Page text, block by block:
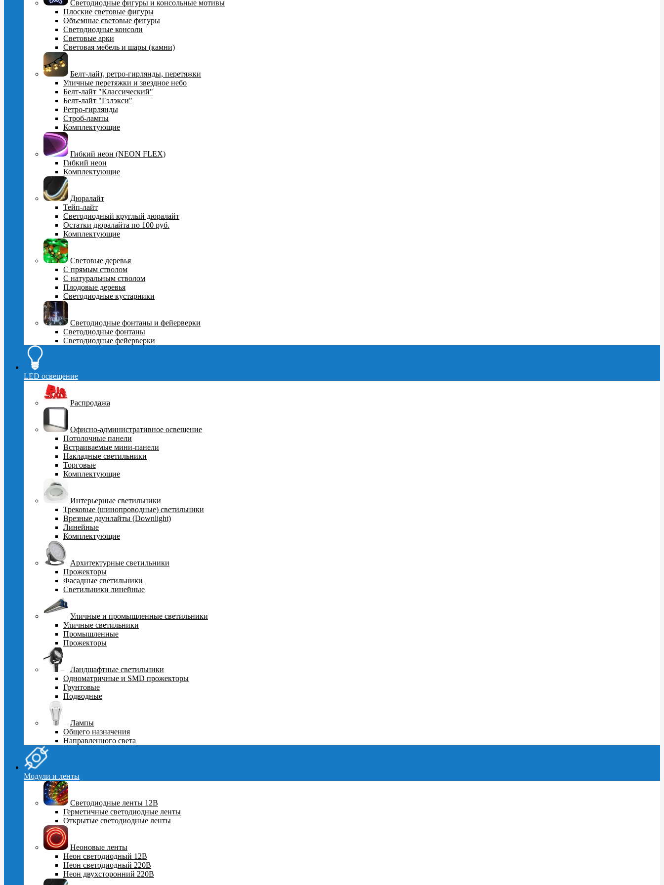
Cветодиодные фигуры и консольные мотивы
Плоские световые фигуры
Объемные световые фигуры
Светодиодные консоли
Световые арки
Световая мебель и шары (камни)
Белт-лайт, ретро-гирлянды, перетяжки
Уличные перетяжки и звездное небо
Белт-лайт "Классический"
Белт-лайт "Гэлэкси"
Ретро-гирлянды
Строб-лампы
Комплектующие
Гибкий неон (NEON FLEX)
Гибкий неон
Комплектующие
Дюралайт
Тейп-лайт
Светодиодный круглый дюралайт
Остатки дюралайта по 100 руб.
Комплектующие
Световые деревья
С прямым стволом
С натуральным стволом
Плодовые деревья
Светодиодные кустарники
Светодиодные фонтаны и фейерверки
Светодиодные фонтаны
Светодиодные фейерверки
LED освещение
Распродажа
Офисно-административное освещение
Потолочные панели
Встраиваемые мини-панели
Накладные светильники
Торговые
Комплектующие
Интерьерные светильники
Трековые (шинопроводные) светильники
Врезные даунлайты (Downlight)
Линейные
Комплектующие
Архитектурные светильники
Прожекторы
Фасадные светильники
Светильники линейные
Уличные и промышленные светильники
Уличные светильники
Промышленные
Прожекторы
Ландшафтные светильники
Одноматричные и SMD прожекторы
Грунтовые
Подводные
Лампы
Общего назначения
Направленного света
Модули и ленты
Светодиодные ленты 12В
Герметичные светодиодные ленты
Открытые светодиодные ленты
Неоновые ленты
Неон светодиодный 12В
Неон светодиодный 220В
Неон двухсторонний 220В